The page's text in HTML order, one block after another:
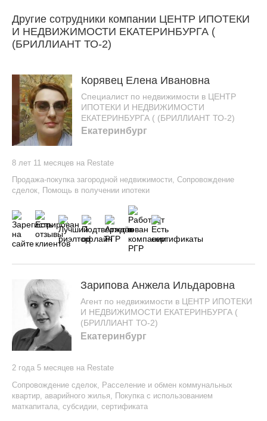
Другие сотрудники компании ЦЕНТР ИПОТЕКИ
И НЕДВИЖИМОСТИ ЕКАТЕРИНБУРГА (
(БРИЛЛИАНТ ТО-2)
Корявец Елена Ивановна
Специалист по недвижимости в ЦЕНТР
ИПОТЕКИ И НЕДВИЖИМОСТИ
ЕКАТЕРИНБУРГА ( (БРИЛЛИАНТ ТО-2)
Екатеринбург
8 лет 11 месяцев на Restate
Продажа-покупка загородной недвижимости, Сопровождение
сделок, Помощь в получении ипотеки
Зарипова Анжела Ильдаровна
Агент по недвижимости в ЦЕНТР ИПОТЕКИ
И НЕДВИЖИМОСТИ ЕКАТЕРИНБУРГА (
(БРИЛЛИАНТ ТО-2)
Екатеринбург
2 года 5 месяцев на Restate
Сопровождение сделок
Расселение и обмен коммунальных
квартир, аварийного жилья
Покупка с использованием
маткапитала, субсидии, сертификата